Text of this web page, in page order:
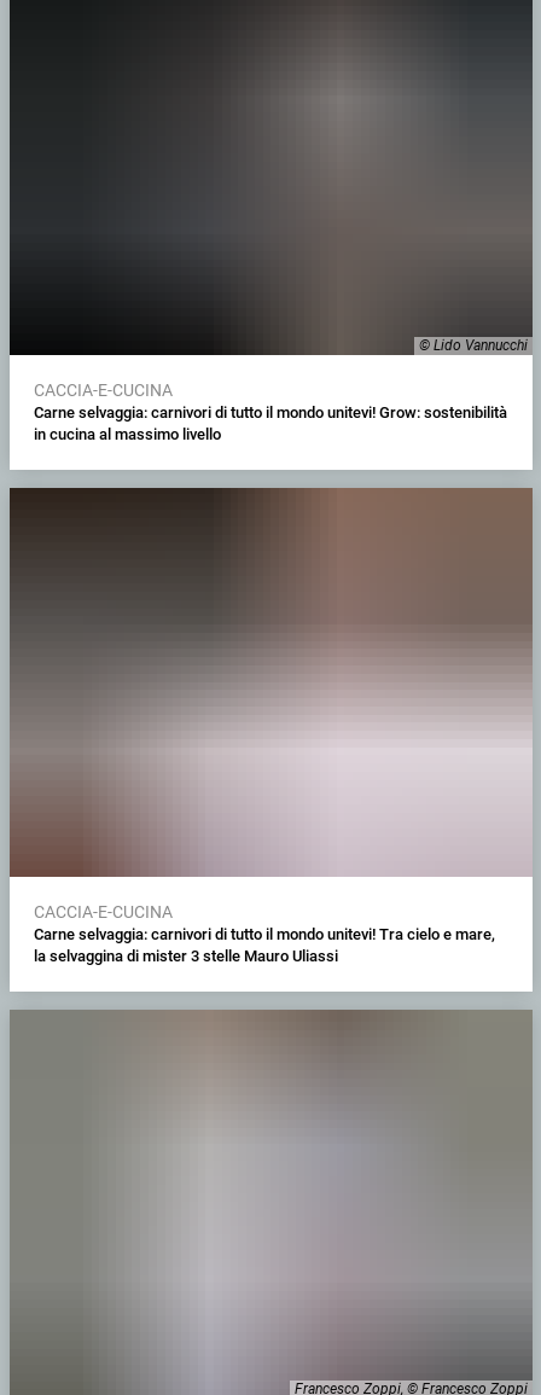
© Lido Vannucchi
CACCIA-E-CUCINA
Carne selvaggia: carnivori di tutto il mondo unitevi! Grow: sostenibilità
in cucina al massimo livello
CACCIA-E-CUCINA
Carne selvaggia: carnivori di tutto il mondo unitevi! Tra cielo e mare,
la selvaggina di mister 3 stelle Mauro Uliassi
Francesco Zoppi, © Francesco Zoppi